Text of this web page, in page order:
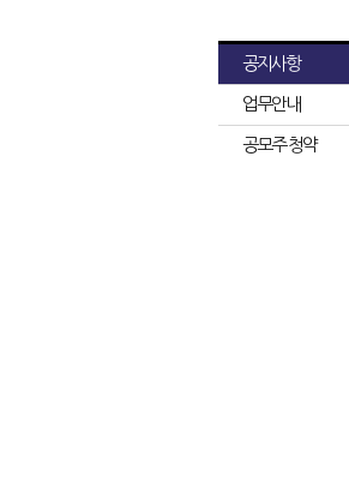
공지사항
업무안내
공모주 청약